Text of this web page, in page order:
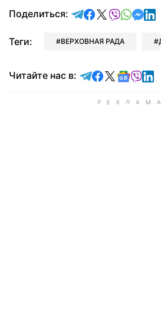
Поделиться: отправить в
поделиться в
поделиться
Теги: ВЕРХОВНАЯ РАДА
Читайте нас в: Читайте в
Читайте в
Читайте в